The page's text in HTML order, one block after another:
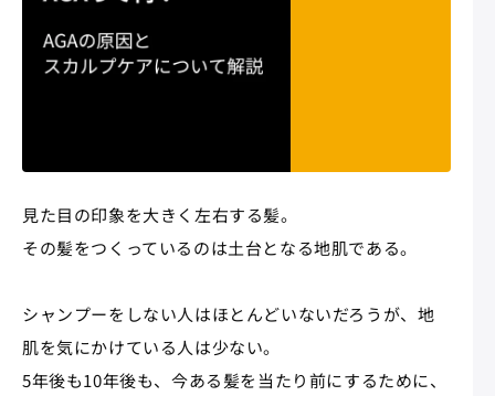
見た目の印象を大きく左右する髪。
その髪をつくっているのは土台となる地肌である。
シャンプーをしない人はほとんどいないだろうが、地
肌を気にかけている人は少ない。
5年後も10年後も、今ある髪を当たり前にするために、